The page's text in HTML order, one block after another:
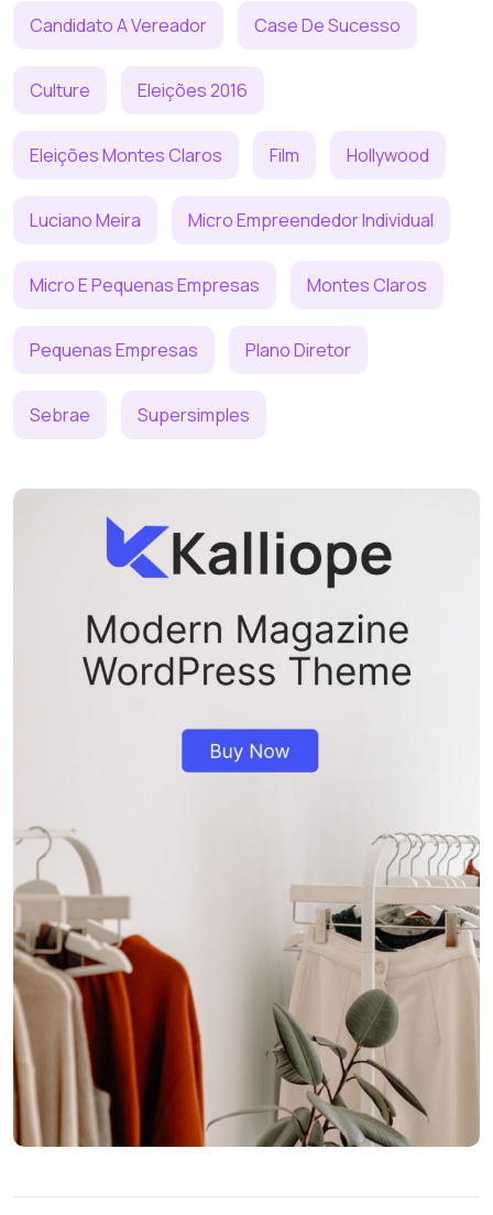
Candidato A Vereador Case De Sucesso
Culture Eleições 2016
Eleições Montes Claros Film Hollywood
Luciano Meira Micro Empreendedor Individual
Micro E Pequenas Empresas Montes Claros
Pequenas Empresas Plano Diretor
Sebrae Supersimples